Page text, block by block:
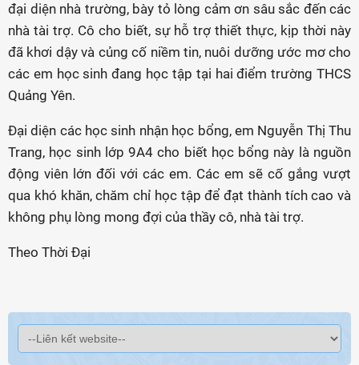
đại diện nhà trường, bày tỏ lòng cảm ơn sâu sắc đến các
nhà tài trợ. Cô cho biết, sự hỗ trợ thiết thực, kịp thời này
đã khơi dậy và củng cố niềm tin, nuôi dưỡng ước mơ cho
các em học sinh đang học tập tại hai điểm trường THCS
Quảng Yên.
Đại diện các học sinh nhận học bổng, em Nguyễn Thị Thu
Trang, học sinh lớp 9A4 cho biết học bổng này là nguồn
động viên lớn đối với các em. Các em sẽ cố gắng vượt
qua khó khăn, chăm chỉ học tập để đạt thành tích cao và
không phụ lòng mong đợi của thầy cô, nhà tài trợ.
Theo Thời Đại